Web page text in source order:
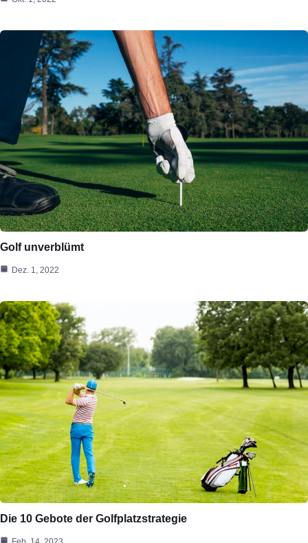
Golf unverblümt
Dez. 1, 2022
Die 10 Gebote der Golfplatzstrategie